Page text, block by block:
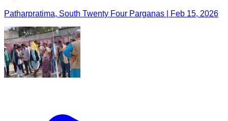
Patharpratima, South Twenty Four Parganas | Feb 15, 2026